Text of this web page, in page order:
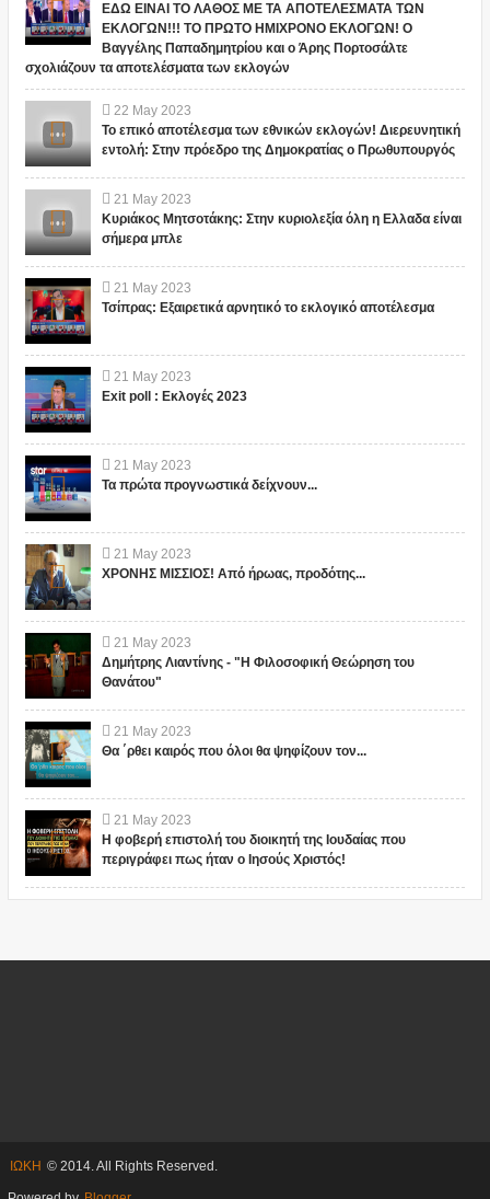
ΕΔΩ ΕΙΝΑΙ ΤΟ ΛΑΘΟΣ ΜΕ ΤΑ ΑΠΟΤΕΛΕΣΜΑΤΑ ΤΩΝ
ΕΚΛΟΓΩΝ!!! ΤΟ ΠΡΩΤΟ ΗΜΙΧΡΟΝΟ ΕΚΛΟΓΩΝ! Ο
Βαγγέλης Παπαδημητρίου και ο Άρης Πορτοσάλτε
σχολιάζουν τα αποτελέσματα των εκλογών
22 May 2023
Το επικό αποτέλεσμα των εθνικών εκλογών! Διερευνητική
εντολή: Στην πρόεδρο της Δημοκρατίας ο Πρωθυπουργός
21 May 2023
Κυριάκος Μητσοτάκης: Στην κυριολεξία όλη η Ελλαδα είναι
σήμερα μπλε
21 May 2023
Τσίπρας: Εξαιρετικά αρνητικό το εκλογικό αποτέλεσμα
21 May 2023
Exit poll : Εκλογές 2023
21 May 2023
Τα πρώτα προγνωστικά δείχνουν...
21 May 2023
ΧΡΟΝΗΣ ΜΙΣΣΙΟΣ! Από ήρωας, προδότης...
21 May 2023
Δημήτρης Λιαντίνης - "Η Φιλοσοφική Θεώρηση του
Θανάτου"
21 May 2023
Θα ΄ρθει καιρός που όλοι θα ψηφίζουν τον...
21 May 2023
Η φοβερή επιστολή του διοικητή της Ιουδαίας που
περιγράφει πως ήταν ο Ιησούς Χριστός!
ΙΩΚΗ © 2014. All Rights Reserved.